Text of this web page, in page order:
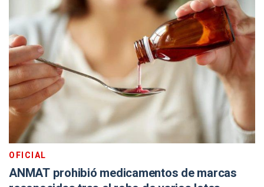
OFICIAL
ANMAT prohibió medicamentos de marcas